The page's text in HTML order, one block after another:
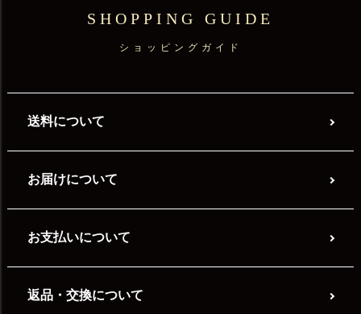
SHOPPING GUIDE
ショッピングガイド
送料について
お届けについて
お支払いについて
返品・交換について